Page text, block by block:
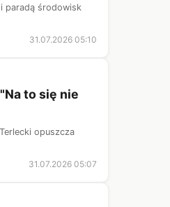
paradą środowisk
31.07.2026 05:10
to się nie
opuszcza
31.07.2026 05:07